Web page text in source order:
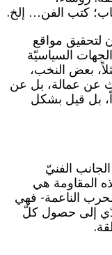
كتب الفن… إلخ.
لتحقيق مواقع
السياسيّة
بعض النخب،
عن عمالة، بل عن
بل قيل بشكل
الفنيّ
المقاومة هي
الناعمة- فهي
إلى حصول كلّ